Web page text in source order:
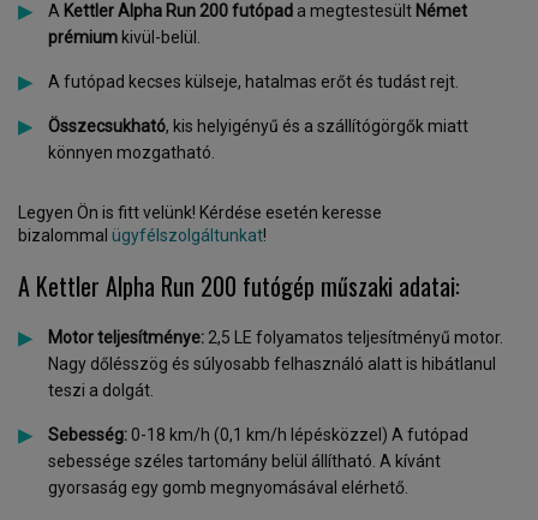
A Kettler Alpha Run 200futópad a megtestesült Német
prémium kivül-belül.
A futópad kecses külseje, hatalmas erőt és tudást rejt.
Összecsukható, kis helyigényű és a szállítógörgők miatt
könnyen mozgatható.
Legyen Ön is fitt velünk! Kérdése esetén keresse
bizalommal ügyfélszolgáltunkat!
A Kettler Alpha Run 200 futógép műszaki adatai:
Motor teljesítménye: 2,5 LE folyamatos teljesítményű motor.
Nagy dőlésszög és súlyosabb felhasználó alatt is hibátlanul
teszi a dolgát.
Sebesség:0-18 km/h (0,1 km/h lépésközzel) A futópad
sebessége széles tartomány belül állítható. A kívánt
gyorsaság egy gomb megnyomásával elérhető.